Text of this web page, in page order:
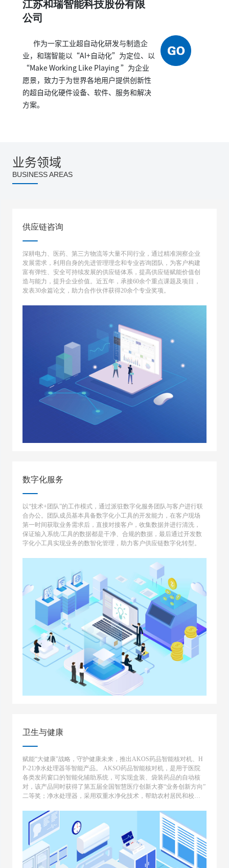
江苏和瑞智能科技股份有限
公司
作为一家工业超自动化研发与制造企
业，和瑞智能以“AI+自动化”为定位、以
“Make Working Like Playing ”为企业
愿景，致力于为世界各地用户提供创新性
的超自动化硬件设备、软件、服务和解决
方案。
业务领域
BUSINESS AREAS
供应链咨询
深耕电力、医药、第三方物流等大量不同行业，通过精准洞察企业
发展需求，利用自身的先进管理理念和专业咨询团队，为客户构建
富有弹性、安全可持续发展的供应链体系，提高供应链赋能价值创
造与能力，提升企业价值。近五年，承接60余个重点课题及项目，
发表30余篇论文，助力合作伙伴获得20余个专业奖项。
数字化服务
以“技术+团队”的工作模式，通过派驻数字化服务团队与客户进行联
合办公。团队成员基本具备数字化小工具的开发能力，在客户现场
第一时间获取业务需求后，直接对接客户，收集数据并进行清洗，
保证输入系统/工具的数据都是干净、合规的数据，最后通过开发数
字化小工具实现业务的数智化管理，助力客户供应链数字化转型。
卫生与健康
赋能“大健康”战略，守护健康未来，推出AKOS药品智能核对机、H
P-21净水处理器等智能产品。 AKSO药品智能核对机，是用于医院
各类发药窗口的智能化辅助系统，可实现盒装、袋装药品的自动核
对，该产品同时获得了第五届全国智慧医疗创新大赛“业务创新方向”
二等奖；净水处理器，采用双重水净化技术，帮助农村居民和校园